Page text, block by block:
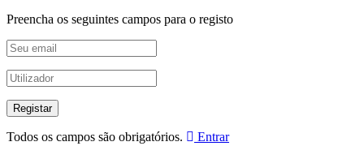
Preencha os seguintes campos para o registo
Todos os campos são obrigatórios. Entrar